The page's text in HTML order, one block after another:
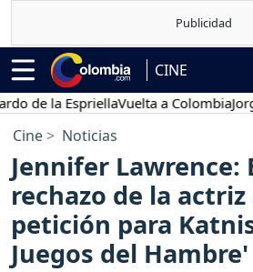
CINE
la EspriellaVuelta a ColombiaJorge
Cine Noticias
Jennifer Lawrence:
rechazo de la actriz
petición para
Juegos del Hambre'